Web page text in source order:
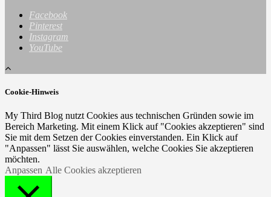
Facebook
Pinterest
Instagram
YouTube
Cookie-Hinweis
My Third Blog nutzt Cookies aus technischen Gründen sowie im
Bereich Marketing. Mit einem Klick auf "Cookies akzeptieren" sind
Sie mit dem Setzen der Cookies einverstanden. Ein Klick auf
"Anpassen" lässt Sie auswählen, welche Cookies Sie akzeptieren
möchten.
Anpassen Alle Cookies akzeptieren